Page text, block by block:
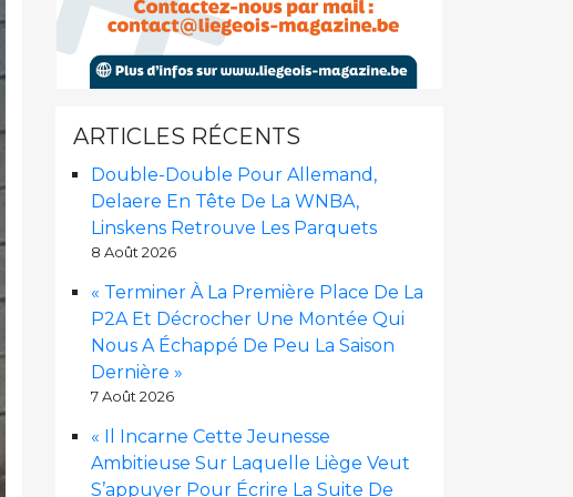
ARTICLES RÉCENTS
Double-Double Pour Allemand,
Delaere En Tête De La WNBA,
Linskens Retrouve Les Parquets
8 Août 2026
« Terminer À La Première Place De La
P2A Et Décrocher Une Montée Qui
Nous A Échappé De Peu La Saison
Dernière »
7 Août 2026
« Il Incarne Cette Jeunesse
Ambitieuse Sur Laquelle Liège Veut
S’appuyer Pour Écrire La Suite De